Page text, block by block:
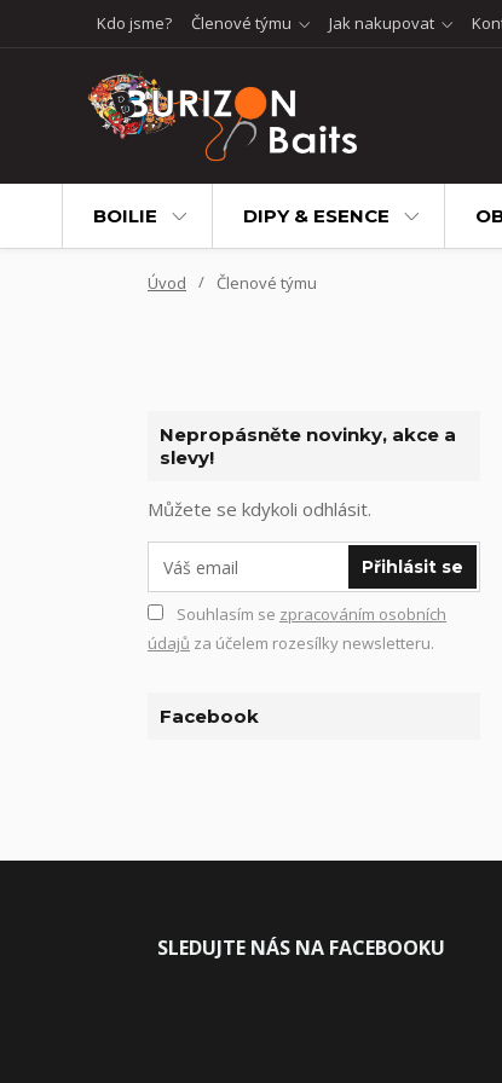
Kdo jsme? Členové týmu Jak nakupovat
BOILIE DIPY & ESENCE
Úvod Členové týmu
Nepropásněte novinky, akce a
slevy!
Můžete se kdykoli odhlásit.
Přihlásit se
Souhlasím se zpracováním osobních
údajů za účelem rozesílky newsletteru.
Facebook
SLEDUJTE NÁS NA FACEBOOKU